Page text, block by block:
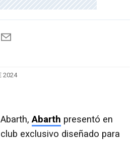
2024
Abarth presentó en
exclusivo diseñado para